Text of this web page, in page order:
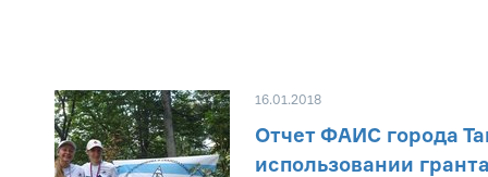
16.01.2018
Отчет ФАИС города
использовании